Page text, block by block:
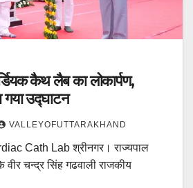
कैथ लैब का लोकार्पण,
गया उद्घाटन
VALLEYOFUTTARAKHAND
Cath Lab श्रीनगर। राज्यपाल
वीर चन्द्र सिंह गढवाली राजकीय